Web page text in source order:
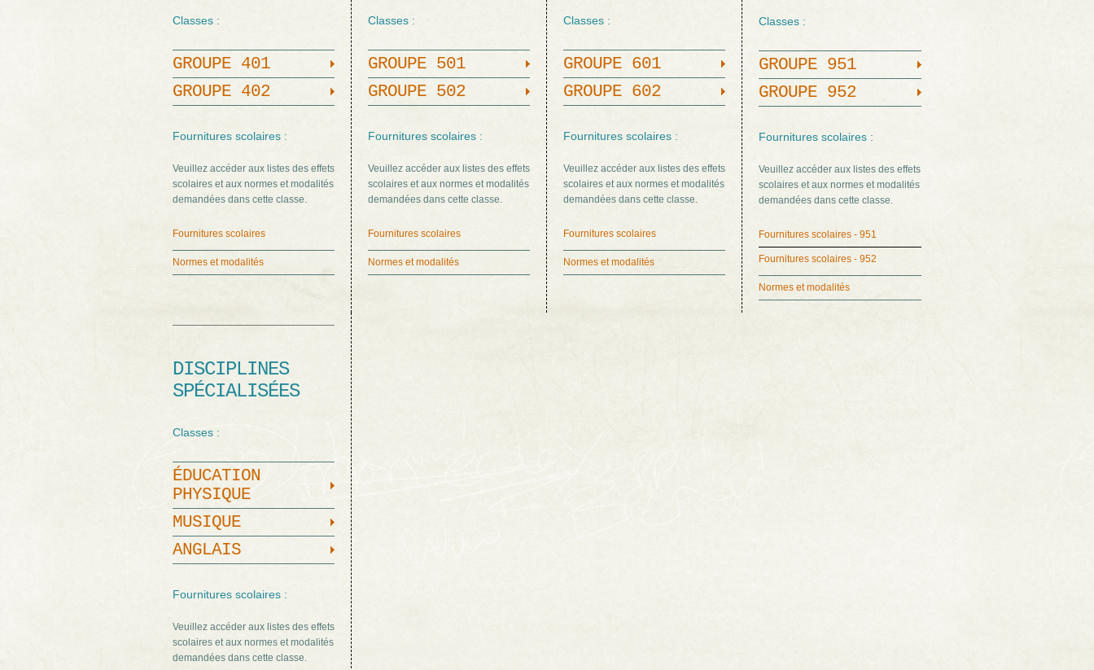
Classes :
GROUPE 401
GROUPE 402
Fournitures scolaires :
Veuillez accéder aux listes des effets
scolaires et aux normes et modalités
demandées dans cette classe.
Fournitures scolaires
Normes et modalités
Classes :
GROUPE 501
GROUPE 502
Fournitures scolaires :
Veuillez accéder aux listes des effets
scolaires et aux normes et modalités
demandées dans cette classe.
Fournitures scolaires
Normes et modalités
Classes :
GROUPE 601
GROUPE 602
Fournitures scolaires :
Veuillez accéder aux listes des effets
scolaires et aux normes et modalités
demandées dans cette classe.
Fournitures scolaires
Normes et modalités
Classes :
GROUPE 951
GROUPE 952
Fournitures scolaires :
Veuillez accéder aux listes des effets
scolaires et aux normes et modalités
demandées dans cette classe.
Fournitures scolaires - 951
Fournitures scolaires - 952
Normes et modalités
DISCIPLINES
SPÉCIALISÉES
Classes :
ÉDUCATION
PHYSIQUE
MUSIQUE
ANGLAIS
Fournitures scolaires :
Veuillez accéder aux listes des effets
scolaires et aux normes et modalités
demandées dans cette classe.